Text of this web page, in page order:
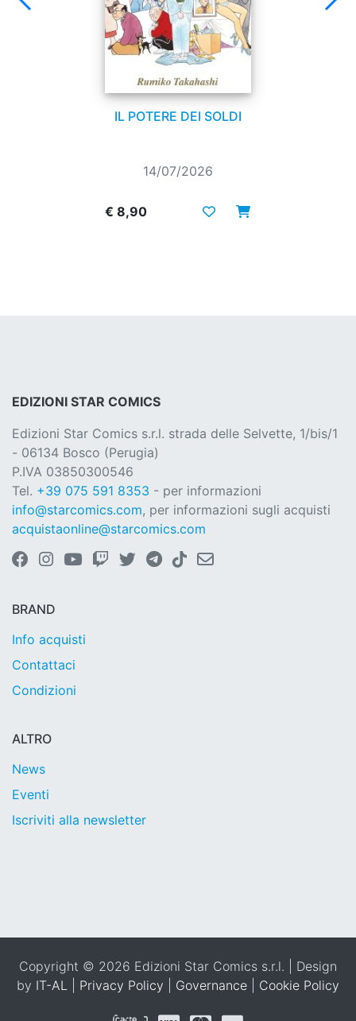
IL POTERE DEI SOLDI
14/07/2026
€ 8,90
EDIZIONI STAR COMICS
Edizioni Star Comics s.r.l. strada delle Selvette, 1/bis/1
- 06134 Bosco (Perugia)
P.IVA 03850300546
Tel. +39 075 591 8353 - per informazioni
info@starcomics.com, per informazioni sugli acquisti
acquistaonline@starcomics.com
BRAND
Info acquisti
Contattaci
Condizioni
ALTRO
News
Eventi
Iscriviti alla newsletter
Copyright © 2026 Edizioni Star Comics s.r.l. | Design
by IT-AL Privacy Policy Governance Cookie Policy